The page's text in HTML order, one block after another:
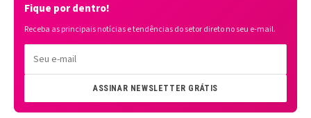
Fique por dentro!
Receba as principais notícias e tendências do setor direto no seu e-mail.
ASSINAR NEWSLETTER GRÁTIS